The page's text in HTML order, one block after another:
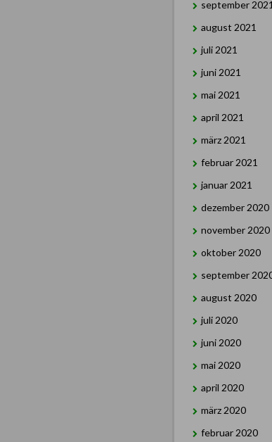
september 2021
august 2021
juli 2021
juni 2021
mai 2021
april 2021
märz 2021
februar 2021
januar 2021
dezember 2020
november 2020
oktober 2020
september
august 2020
juli 2020
juni 2020
mai 2020
april 2020
märz 2020
februar 2020